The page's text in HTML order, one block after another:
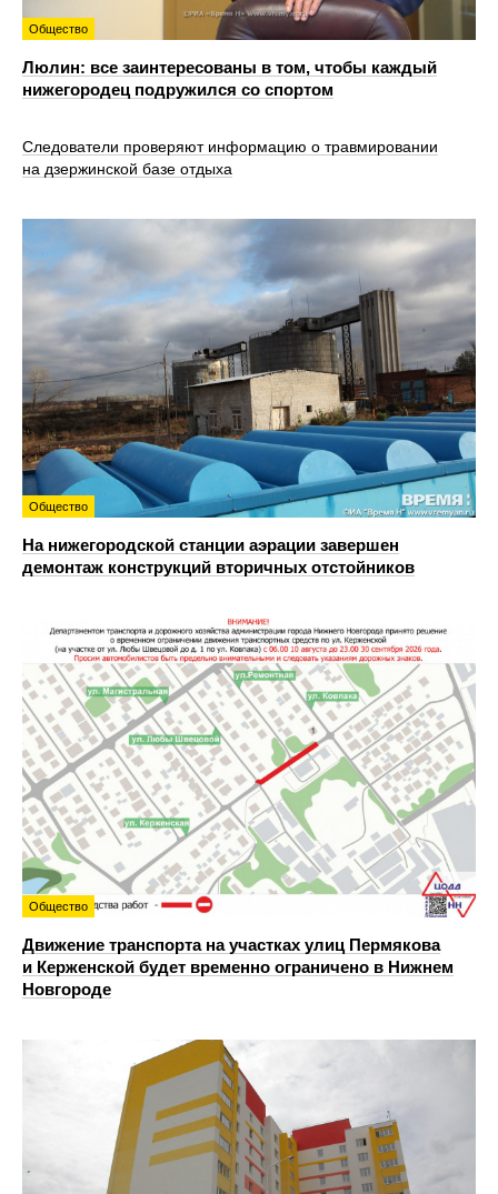
Общество
Люлин: все заинтересованы в том, чтобы каждый
нижегородец подружился со спортом
Следователи проверяют информацию о травмировании
на дзержинской базе отдыха
Общество
На нижегородской станции аэрации завершен
демонтаж конструкций вторичных отстойников
Общество
Движение транспорта на участках улиц Пермякова
и Керженской будет временно ограничено в Нижнем
Новгороде